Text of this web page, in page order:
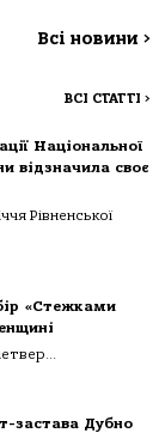
Всі новини >
ВСІ СТАТТІ >
Національної
відзначила своє
Рівненської
«Стежками
застава Дубно